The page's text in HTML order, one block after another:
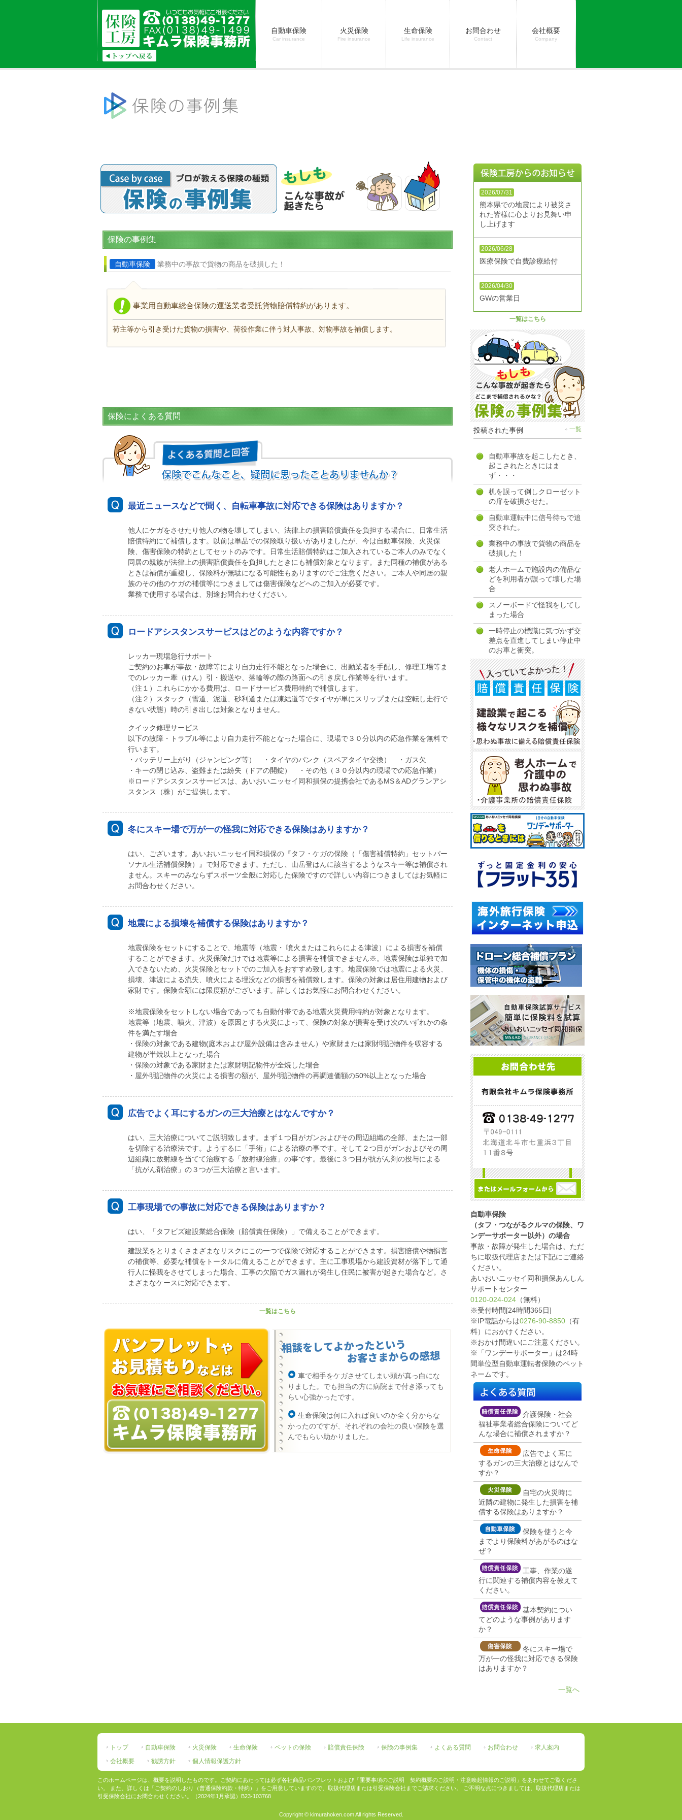
自動車保険
Car insurance
火災保険
Fire insurance
生命保険
Life insurance
お問合わせ
Contact
会社概要
Company
保険の事例集
自動車保険 業務中の事故で貨物の商品を破損した！
事業用自動車総合保険の運送業者受託貨物賠償特約があります。
荷主等から引き受けた貨物の損害や、荷役作業に伴う対人事故、対物事故を補償します。
保険によくある質問
最近ニュースなどで聞く、自転車事故に対応できる保険はありますか？
他人にケガをさせたり他人の物を壊してしまい、法律上の損害賠償責任を負担する場合に、日常生活
賠償特約にて補償します。以前は単品での保険取り扱いがありましたが、今は自動車保険、火災保
険、傷害保険の特約としてセットのみです。日常生活賠償特約はご加入されているご本人のみでなく
同居の親族が法律上の損害賠償責任を負担したときにも補償対象となります。また同種の補償がある
ときは補償が重複し、保険料が無駄になる可能性もありますのでご注意ください。ご本人や同居の親
族のその他のケガの補償等につきましては傷害保険などへのご加入が必要です。
業務で使用する場合は、別途お問合わせください。
ロードアシスタンスサービスはどのような内容ですか？
レッカー現場急行サポート
ご契約のお車が事故・故障等により自力走行不能となった場合に、出動業者を手配し、修理工場等ま
でのレッカー牽（けん）引・搬送や、落輪等の際の路面への引き戻し作業等を行います。
（注１）これらにかかる費用は、ロードサービス費用特約で補償します。
（注２）スタック（雪道、泥道、砂利道または凍結道等でタイヤが単にスリップまたは空転し走行で
きない状態）時の引き出しは対象となりません。
クイック修理サービス
以下の故障・トラブル等により自力走行不能となった場合に、現場で３０分以内の応急作業を無料で
行います。
・バッテリー上がり（ジャンピング等） ・タイヤのパンク（スペアタイヤ交換） ・ガス欠
・キーの閉じ込み、盗難または紛失（ドアの開錠） ・その他（３０分以内の現場での応急作業）
※ロードアシスタンスサービスは、あいおいニッセイ同和損保の提携会社であるMS＆ADグランアシ
スタンス（株）がご提供します。
冬にスキー場で万が一の怪我に対応できる保険はありますか？
はい、ございます。あいおいニッセイ同和損保の『タフ・ケガの保険（「傷害補償特約」セットパー
ソナル生活補償保険）』で対応できます。ただし、山岳登はんに該当するようなスキー等は補償され
ません。スキーのみならずスポーツ全般に対応した保険ですので詳しい内容につきましてはお気軽に
お問合わせください。
地震による損壊を補償する保険はありますか？
地震保険をセットにすることで、地震等（地震・ 噴火またはこれらによる津波）による損害を補償
することができます。火災保険だけでは地震等による損害を補償できません※。地震保険は単独で加
入できないため、火災保険とセットでのご加入をおすすめ致します。地震保険では地震による火災、
損壊、津波による流失、噴火による埋没などの損害を補償致します。保険の対象は居住用建物および
家財です。保険金額には限度額がございます。詳しくはお気軽にお問合わせください。
※地震保険をセットしない場合であっても自動付帯である地震火災費用特約が対象となります。
地震等（地震、噴火、津波）を原因とする火災によって、保険の対象が損害を受け次のいずれかの条
件を満たす場合
・保険の対象である建物(庭木および屋外設備は含みません）や家財または家財明記物件を収容する
建物が半焼以上となった場合
・保険の対象である家財または家財明記物件が全焼した場合
・屋外明記物件の火災による損害の額が、屋外明記物件の再調達価額の50%以上となった場合
広告でよく耳にするガンの三大治療とはなんですか？
はい、三大治療についてご説明致します。まず１つ目がガンおよびその周辺組織の全部、または一部
を切除する治療法です。ようするに「手術」による治療の事です。そして２つ目がガンおよびその周
辺組織に放射線を当てて治療する「放射線治療」の事です。最後に３つ目が抗がん剤の投与による
「抗がん剤治療」の３つが三大治療と言います。
工事現場での事故に対応できる保険はありますか？
はい、「タフビズ建設業総合保険（賠償責任保険）」で備えることができます。
建設業をとりまくさまざまなリスクにこの一つで保険で対応することができます。損害賠償や物損害
の補償等、必要な補償をトータルに備えることができます。主に工事現場から建設資材が落下して通
行人に怪我をさせてしまった場合、工事の欠陥でガス漏れが発生し住民に被害が起きた場合など。さ
まざまなケースに対応できます。
一覧はこちら
車で相手をケガさせてしまい頭が真っ白にな
りました。でも担当の方に病院まで付き添っても
らい心強かったです。
生命保険は何に入れば良いのか全く分からな
かったのですが、それぞれの会社の良い保険を選
んでもらい助かりました。
2026/07/31
熊本県での地震により被災さ
れた皆様に心よりお見舞い申
し上げます
2026/06/28
医療保険で自費診療給付
2026/04/30
GWの営業日
一覧はこちら
投稿された事例 一覧
自動車事故を起こしたとき、
起こされたときにはま
ず・・・
机を誤って倒しクローゼット
の扉を破損させた。
自動車運転中に信号待ちで追
突された。
業務中の事故で貨物の商品を
破損した！
老人ホームで施設内の備品な
どを利用者が誤って壊した場
合
スノーボードで怪我をしてし
まった場合
一時停止の標識に気づかず交
差点を直進してしまい停止中
のお車と衝突。
自動車保険
（タフ・つながるクルマの保険、ワ
ンデーサポーター以外）の場合
事故・故障が発生した場合は、ただ
ちに取扱代理店または下記にご連絡
ください。
あいおいニッセイ同和損保あんしん
サポートセンター
0120-024-024 （無料）
※受付時間[24時間365日]
※IP電話からは0276-90-8850 （有
料）におかけください。
※おかけ間違いにご注意ください。
※「ワンデーサポーター」は24時
間単位型自動車運転者保険のペット
ネームです。
介護保険・社会
福祉事業者総合保険についてど
んな場合に補償されますか？
広告でよく耳に
するガンの三大治療とはなんで
すか？
自宅の火災時に
近隣の建物に発生した損害を補
償する保険はありますか？
保険を使うと今
までより保険料があがるのはな
ぜ？
工事、作業の遂
行に関連する補償内容を教えて
ください。
基本契約につい
てどのような事例があります
か？
冬にスキー場で
万が一の怪我に対応できる保険
はありますか？
一覧へ
トップ 自動車保険 火災保険 生命保険 ペットの保険 賠償責任保険 保険の事例集 よくある質問 お問合わせ
求人案内
会社概要
勧誘方針 個人情報保護方針
このホームページは、概要を説明したものです。ご契約にあたっては必ず各社商品パンフレットおよび「重要事項のご説明 契約概要のご説明・注意喚起情報のご説明」をあわせてご覧くださ
い。 また、詳しくは「ご契約のしおり（普通保険約款・特約）」をご用意していますので、取扱代理店または引受保険会社までご請求ください。 ご不明な点につきましては、取扱代理店または
引受保険会社にお問合わせください。（2024年1月承認）B23-103768
Copyright © kimurahoken.com All rights Reserved.